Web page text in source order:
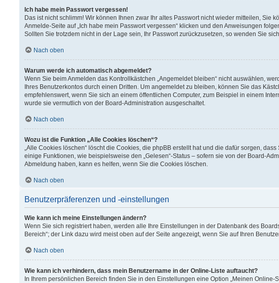
Ich habe mein Passwort vergessen!
Das ist nicht schlimm! Wir können Ihnen zwar Ihr altes Passwort nicht wieder mitteilen, Sie
Anmelde-Seite auf „Ich habe mein Passwort vergessen“ klicken und den Anweisungen
Sollten Sie trotzdem nicht in der Lage sein, Ihr Passwort zurückzusetzen, so wenden Sie
Nach oben
Warum werde ich automatisch abgemeldet?
Wenn Sie beim Anmelden das Kontrollkästchen „Angemeldet bleiben“ nicht auswählen,
Ihres Benutzerkontos durch einen Dritten. Um angemeldet zu bleiben, können Sie das
empfehlenswert, wenn Sie sich an einem öffentlichen Computer, zum Beispiel in einem
wurde sie vermutlich von der Board-Administration ausgeschaltet.
Nach oben
Wozu ist die Funktion „Alle Cookies löschen“?
„Alle Cookies löschen“ löscht die Cookies, die phpBB erstellt hat und die dafür sorgen,
einige Funktionen, wie beispielsweise den „Gelesen“-Status – sofern sie von der Board-
Abmeldung haben, kann es helfen, wenn Sie die Cookies löschen.
Nach oben
Benutzerpräferenzen und -einstellungen
Wie kann ich meine Einstellungen ändern?
Wenn Sie sich registriert haben, werden alle Ihre Einstellungen in der Datenbank des
Bereich“; der Link dazu wird meist oben auf der Seite angezeigt, wenn Sie auf Ihren
Nach oben
Wie kann ich verhindern, dass mein Benutzername in der Online-Liste auftaucht?
In Ihrem persönlichen Bereich finden Sie in den Einstellungen eine Option „Meinen